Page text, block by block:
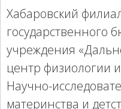
Хабаровский
государственного
учреждения
центр физиологии
Научно-
материнства и